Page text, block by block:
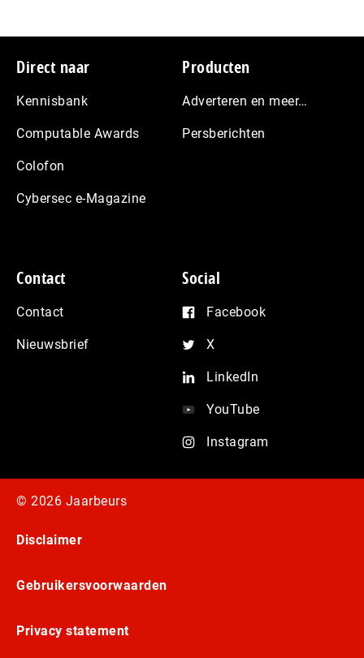
Footer
Direct naar
Kennisbank
Computable Awards
Colofon
Cybersec e-Magazine
Producten
Adverteren en meer…
Persberichten
Contact
Contact
Nieuwsbrief
Social
Facebook
X
LinkedIn
YouTube
Instagram
© 2026 Jaarbeurs
Disclaimer
Gebruikersvoorwaarden
Privacy statement